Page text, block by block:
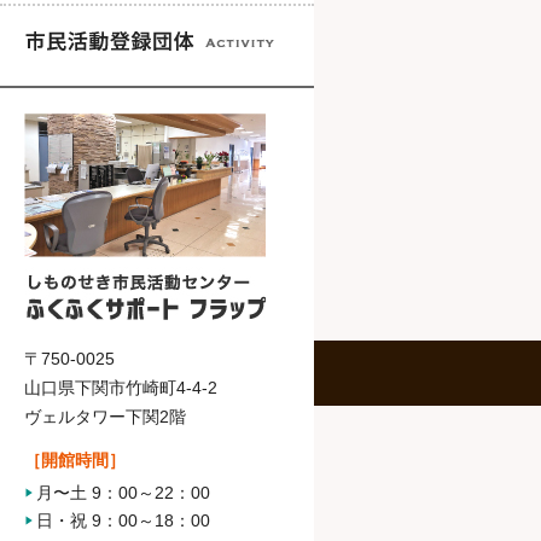
〒750-0025
山口県下関市竹崎町4-4-2
ヴェルタワー下関2階
［開館時間］
月〜土 9：00～22：00
日・祝 9：00～18：00